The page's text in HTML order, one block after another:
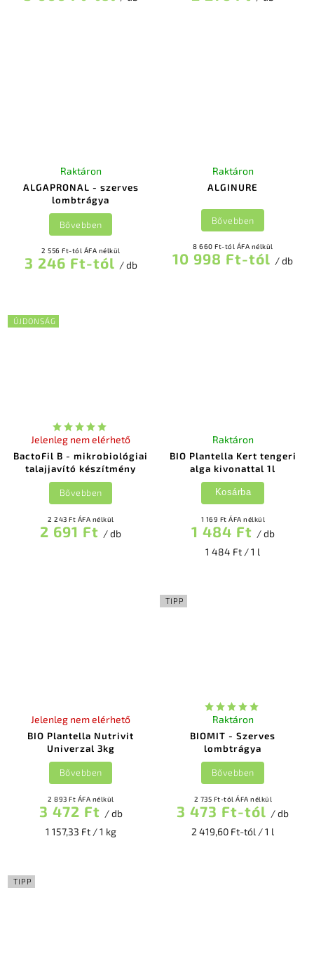
ALGAPRONAL - szerves
lombtrágya
Raktáron
2 556 Ft-tól ÁFA nélkül
3 246 Ft-tól / db
Bővebben
ALGINURE
Raktáron
8 660 Ft-tól ÁFA nélkül
10 998 Ft-tól / db
Bővebben
ÚJDONSÁG
BactoFil B - mikrobiológiai
talajjavító készítmény
Jelenleg nem elérhető
2 243 Ft ÁFA nélkül
2 691 Ft / db
Bővebben
BIO Plantella Kert tengeri
alga kivonattal 1l
Raktáron
1 169 Ft ÁFA nélkül
1 484 Ft / db
1 484 Ft / 1 l
Kosárba
BIO Plantella Nutrivit
Univerzal 3kg
Jelenleg nem elérhető
2 893 Ft ÁFA nélkül
3 472 Ft / db
1 157,33 Ft / 1 kg
Bővebben
TIPP
BIOMIT - Szerves
lombtrágya
Raktáron
2 735 Ft-tól ÁFA nélkül
3 473 Ft-tól / db
2 419,60 Ft-tól / 1 l
Bővebben
TIPP